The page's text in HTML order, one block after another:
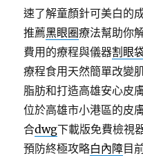
速了解童顏針可美白的
推薦黑眼圈療法幫助你
費用的療程與儀器割眼
療程食用天然簡單改變
脂肪和打造高雄安心皮
位於高雄市小港區的皮
合dwg下載版免費檢視
預防終極攻略白內障目